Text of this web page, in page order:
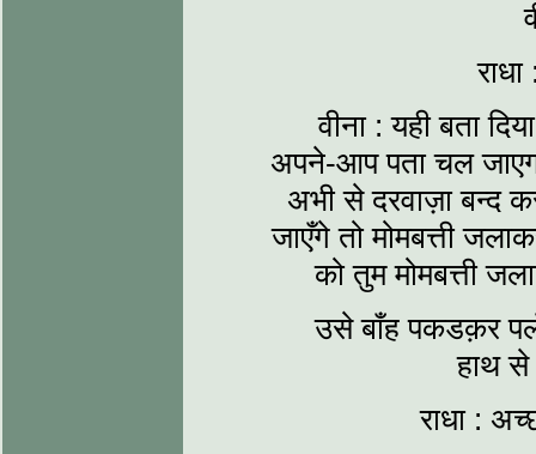
वीना : यही बता
अपने-आप पता चल
अभी से दरवाज़ा बन्द
जाएँगे तो मोमबत्ती
को तुम मोमबत्ती
उसे बाँह पकडक़र
हाथ
राधा :